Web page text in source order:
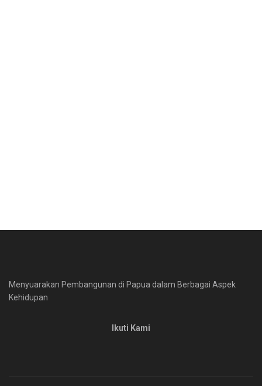
Menyuarakan Pembangunan di Papua dalam Berbagai Aspek
Kehidupan
Ikuti Kami